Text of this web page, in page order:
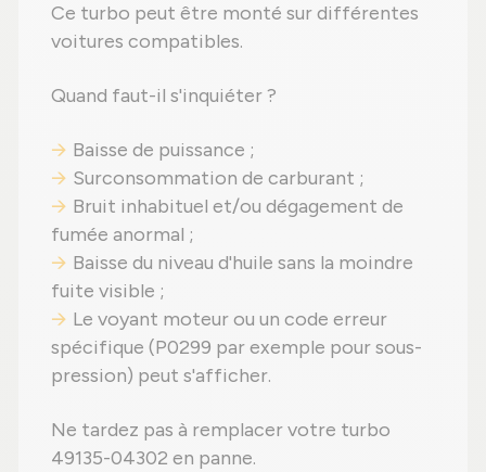
Ce turbo peut être monté sur différentes
voitures compatibles.
Quand faut-il s'inquiéter ?
Baisse de puissance ;
Surconsommation de carburant ;
Bruit inhabituel et/ou dégagement de
fumée anormal ;
Baisse du niveau d'huile sans la moindre
fuite visible ;
Le voyant moteur ou un code erreur
spécifique (P0299 par exemple pour sous-
pression) peut s'afficher.
Ne tardez pas à remplacer votre turbo
49135-04302 en panne.